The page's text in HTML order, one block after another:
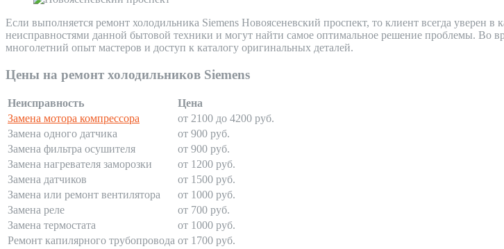
Если выполняется ремонт холодильника Siemens Новоясеневский проспект, то клиент всегда уверен
неисправностями данной бытовой техники и могут найти самое оптимальное решение проблемы. Во
многолетний опыт мастеров и доступ к каталогу оригинальных деталей.
Цены на ремонт холодильников Siemens
Неисправность
Цена
Замена мотора компрессора
от 2100 до 4200 руб.
Замена одного датчика
от 900 руб.
Замена фильтра осушителя
от 900 руб.
Замена нагревателя заморозки
от 1200 руб.
Замена датчиков
от 1500 руб.
Замена или ремонт вентилятора
от 1000 руб.
Замена реле
от 700 руб.
Замена термостата
от 1000 руб.
Ремонт капилярного трубопровода от 1700 руб.